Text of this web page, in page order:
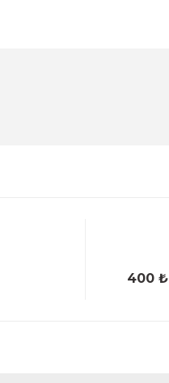
400